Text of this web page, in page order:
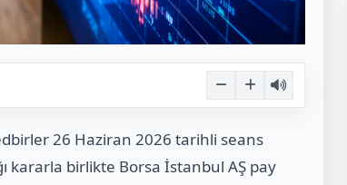
26 Haziran 2026 tarihli seans
kararla birlikte Borsa İstanbul AŞ pay